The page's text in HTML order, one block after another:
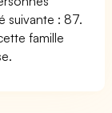
suivante : 87.
famille